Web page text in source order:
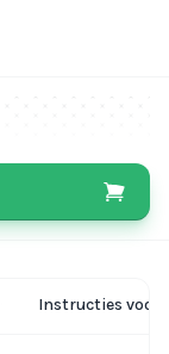
Instructies voor